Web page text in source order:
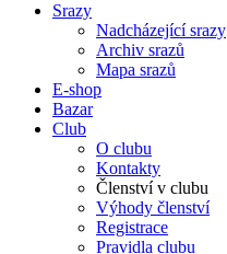
Srazy
Nadcházející srazy
Archiv srazů
Mapa srazů
E-shop
Bazar
Club
O clubu
Kontakty
Členství v clubu
Výhody členství
Registrace
Pravidla clubu